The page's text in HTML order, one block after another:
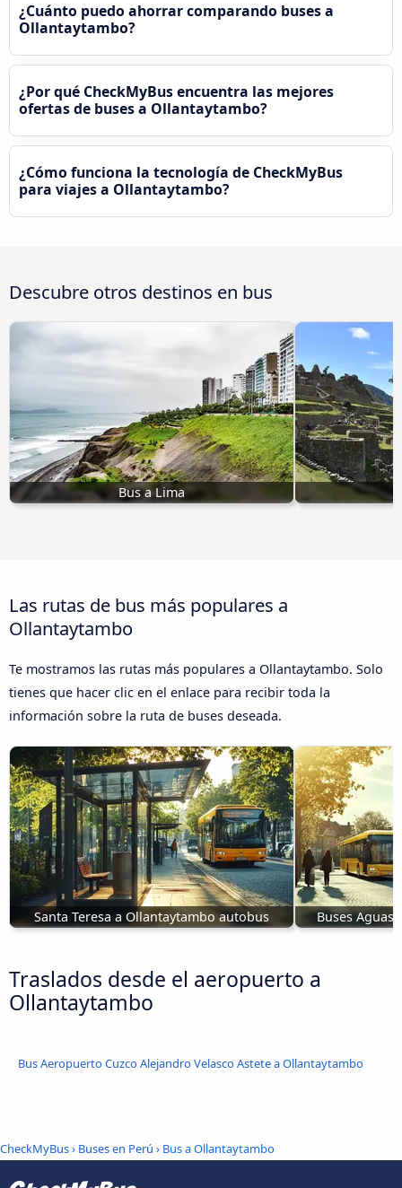
¿Cuánto puedo ahorrar comparando buses a
Ollantaytambo?
¿Por qué CheckMyBus encuentra las mejores
ofertas de buses a Ollantaytambo?
¿Cómo funciona la tecnología de CheckMyBus
para viajes a Ollantaytambo?
Descubre otros destinos en bus
Bus a Lima
Las rutas de bus más populares a
Ollantaytambo
Te mostramos las rutas más populares a Ollantaytambo. Solo
tienes que hacer clic en el enlace para recibir toda la
información sobre la ruta de buses deseada.
Santa Teresa a Ollantaytambo autobus Buses Aguas
Traslados desde el aeropuerto a
Ollantaytambo
Bus Aeropuerto Cuzco Alejandro Velasco Astete a Ollantaytambo
CheckMyBus› Buses en Perú › Bus a Ollantaytambo